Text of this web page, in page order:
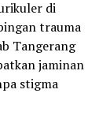
di
trauma
Tangerang
jaminan
stigma